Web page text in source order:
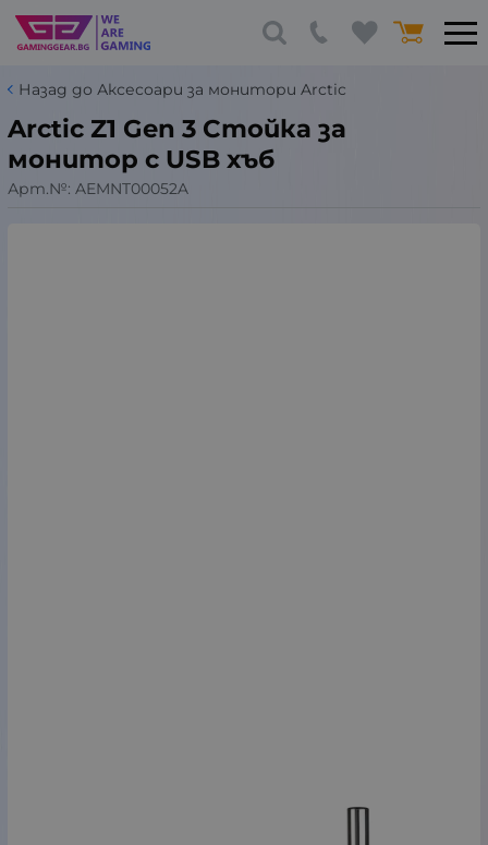
Назад до Аксесоари за монитори Arctic
Arctic Z1 Gen 3 Стойка за
монитор с USB хъб
Арт.№: AEMNT00052A